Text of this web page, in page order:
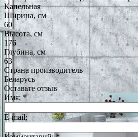
Капельная
Ширина, см
60
Высота, см
176
Глубина, см
63
Страна производитель
Беларусь
Оставьте отзыв
Имя: *
E-mail: